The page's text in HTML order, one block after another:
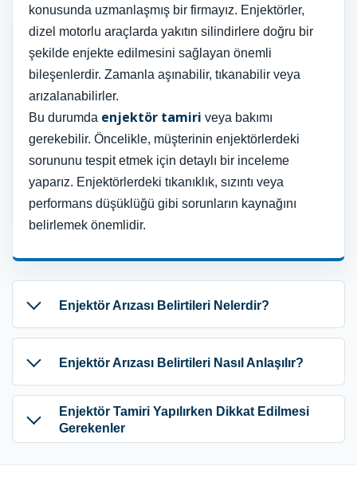
konusunda uzmanlaşmış bir firmayız. Enjektörler,
dizel motorlu araçlarda yakıtın silindirlere doğru bir
şekilde enjekte edilmesini sağlayan önemli
bileşenlerdir. Zamanla aşınabilir, tıkanabilir veya
arızalanabilirler.
Bu durumda enjektör tamiri veya bakımı
gerekebilir. Öncelikle, müşterinin enjektörlerdeki
sorununu tespit etmek için detaylı bir inceleme
yaparız. Enjektörlerdeki tıkanıklık, sızıntı veya
performans düşüklüğü gibi sorunların kaynağını
belirlemek önemlidir.
Enjektör Arızası Belirtileri Nelerdir?
Enjektör Arızası Belirtileri Nasıl Anlaşılır?
Enjektör Tamiri Yapılırken Dikkat Edilmesi
Gerekenler